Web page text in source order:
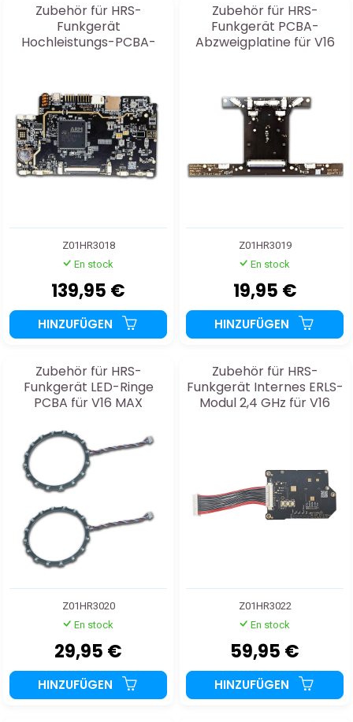
Zubehör für HRS-
Funkgerät
Hochleistungs-PCBA-
Z01HR3018
En stock
139,95 €
HINZUFÜGEN
Zubehör für HRS-
Funkgerät PCBA-
Abzweigplatine für V16
Z01HR3019
En stock
19,95 €
HINZUFÜGEN
Zubehör für HRS-
Funkgerät LED-Ringe
PCBA für V16 MAX
Z01HR3020
En stock
29,95 €
HINZUFÜGEN
Zubehör für HRS-
Funkgerät Internes ERLS-
Modul 2,4 GHz für V16
Z01HR3022
En stock
59,95 €
HINZUFÜGEN